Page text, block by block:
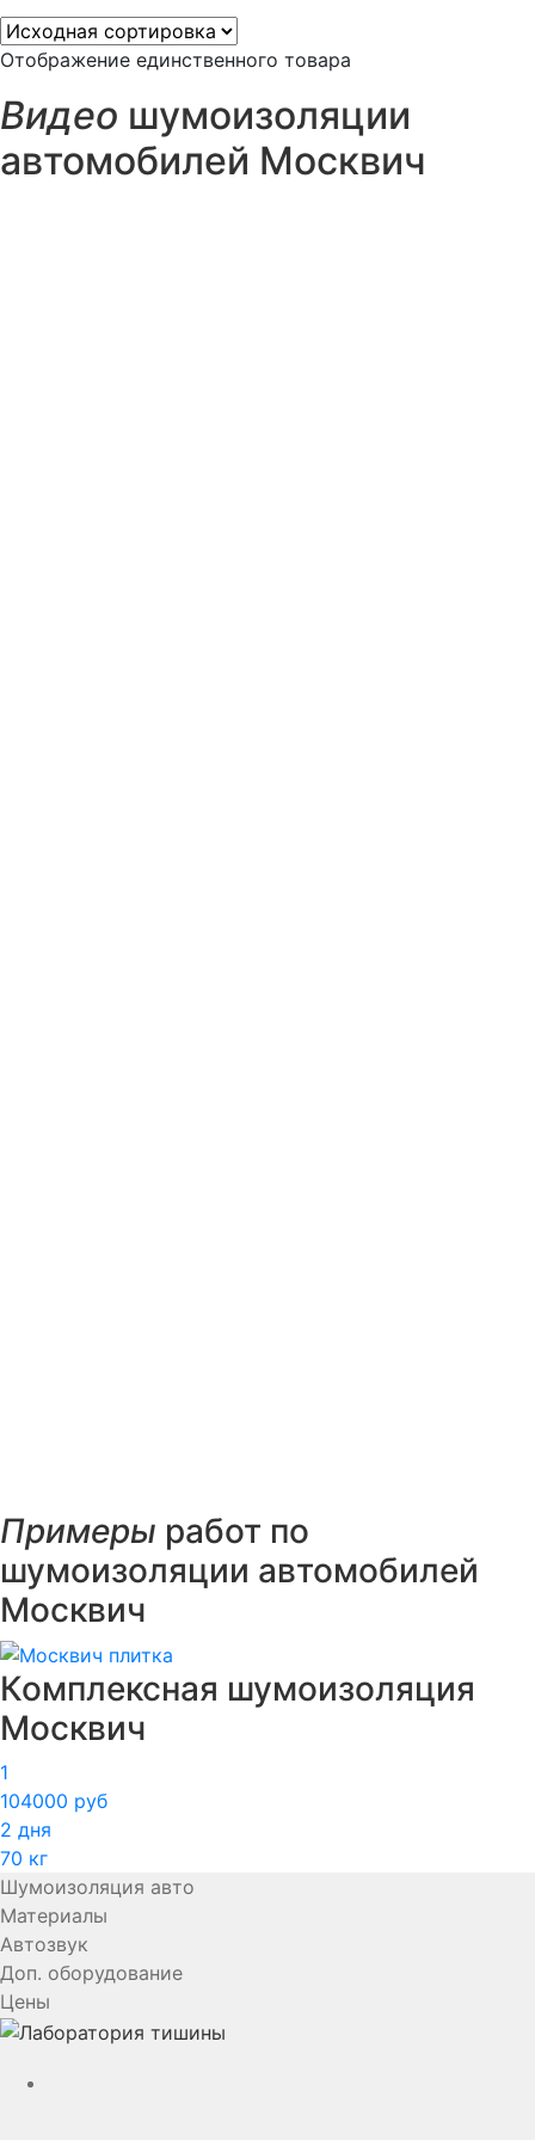
Отображение единственного товара
Видео шумоизоляции
автомобилей Москвич
Примеры работ по
шумоизоляции автомобилей
Москвич
Комплексная шумоизоляция
Москвич
1
104000 руб
2 дня
70 кг
Шумоизоляция авто
Материалы
Автозвук
Доп. оборудование
Цены